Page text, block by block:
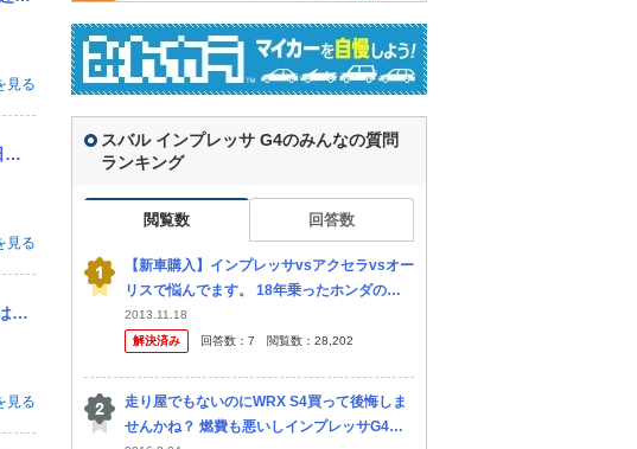
見る
見る
見る
スバル インプレッサ G4のみんなの質問
ランキング
閲覧数 回答数
【新車購入】インプレッサvsアクセラvsオー
リスで悩んでます。 18年乗ったホンダのセ
イバーから乗り換えを検討中です。残念なが
らホンダでは2000ccクラスではいい車が無
2013.11.18
解決済み
回答数： 7 閲覧数： 28,202
走り屋でもないのにWRX S4買って後悔しま
せんかね？ 燃費も悪いしインプレッサG4と